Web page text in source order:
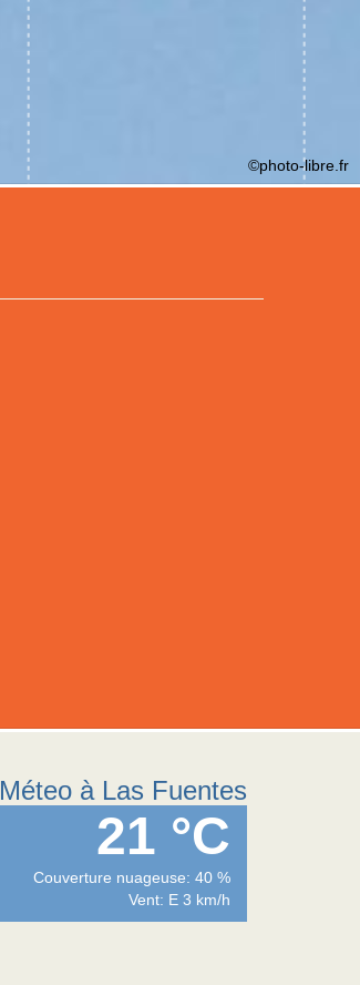
©photo-libre.fr
Méteo à Las Fuentes
21 °C
Couverture nuageuse: 40 %
Vent: E 3 km/h